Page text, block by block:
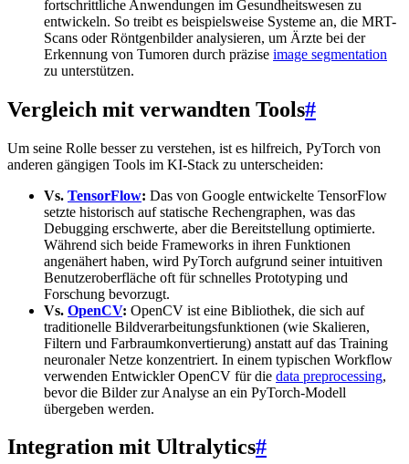
fortschrittliche Anwendungen im Gesundheitswesen zu
entwickeln. So treibt es beispielsweise Systeme an, die MRT-
Scans oder Röntgenbilder analysieren, um Ärzte bei der
Erkennung von Tumoren durch präzise image segmentation
zu unterstützen.
Vergleich mit verwandten Tools#
Um seine Rolle besser zu verstehen, ist es hilfreich, PyTorch von
anderen gängigen Tools im KI-Stack zu unterscheiden:
Vs. TensorFlow: Das von Google entwickelte TensorFlow
setzte historisch auf statische Rechengraphen, was das
Debugging erschwerte, aber die Bereitstellung optimierte.
Während sich beide Frameworks in ihren Funktionen
angenähert haben, wird PyTorch aufgrund seiner intuitiven
Benutzeroberfläche oft für schnelles Prototyping und
Forschung bevorzugt.
Vs. OpenCV: OpenCV ist eine Bibliothek, die sich auf
traditionelle Bildverarbeitungsfunktionen (wie Skalieren,
Filtern und Farbraumkonvertierung) anstatt auf das Training
neuronaler Netze konzentriert. In einem typischen Workflow
verwenden Entwickler OpenCV für die data preprocessing,
bevor die Bilder zur Analyse an ein PyTorch-Modell
übergeben werden.
Integration mit Ultralytics#